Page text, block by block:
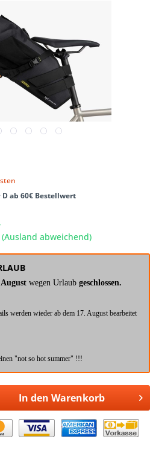
ab 60€ Bestellwert
abweichend)
wegen Urlaub geschlossen.
werden wieder ab dem 17. August bearbeitet
"not so hot summer" !!!
In den Warenkorb